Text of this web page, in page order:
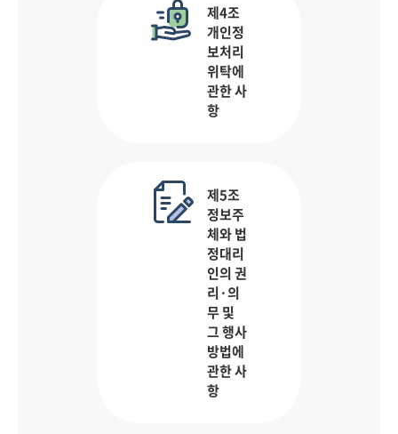
제4조
개인정
보처리
위탁에
관한 사
항
제5조
정보주
체와 법
정대리
인의 권
리·의
무 및
그 행사
방법에
관한 사
항